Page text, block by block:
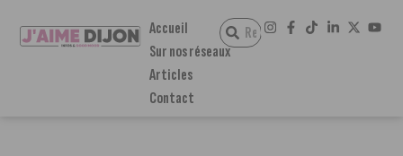
Accueil
Sur nos réseaux
Articles
Contact